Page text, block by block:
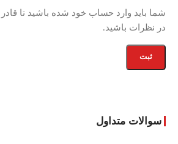
شما باید وارد حساب خود شده باشید تا قادر
در نظرات باشید.
سوالات متداول